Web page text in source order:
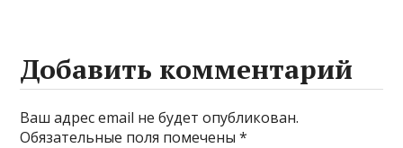
Добавить комментарий
Ваш адрес email не будет опубликован.
Обязательные поля помечены*